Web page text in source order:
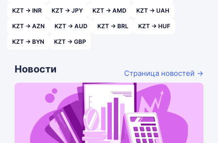
KZT → INR KZT → JPY KZT → AMD KZT → UAH
KZT → AZN KZT → AUD KZT → BRL KZT → HUF
KZT → BYN KZT → GBP
Новости Страница новостей →